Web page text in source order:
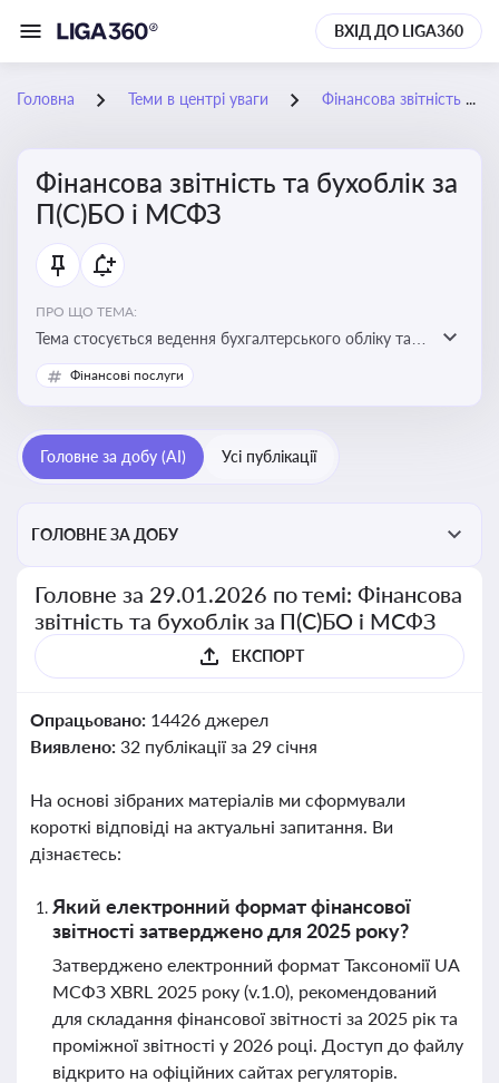
ВХІД ДО LIGA360
Головна Теми в центрі уваги Фінансова звітність та бухоблік за П(С)БО і МСФЗ
Фінансова звітність та бухоблік за
П(С)БО і МСФЗ
ПРО ЩО ТЕМА:
Тема стосується ведення бухгалтерського обліку та
складання фінансової звітності відповідно до
національних і міжнародних стандартів
Фінансові послуги
Головне за добу (AI) Усі публікації
ГОЛОВНЕ ЗА ДОБУ
Головне за 29.01.2026 по темі: Фінансова
звітність та бухоблік за П(С)БО і МСФЗ
ЕКСПОРТ
Опрацьовано: 14426 джерел
Виявлено: 32 публікації за 29 січня
На основі зібраних матеріалів ми сформували
короткі відповіді на актуальні запитання. Ви
дізнаєтесь:
Який електронний формат фінансової
звітності затверджено для 2025 року?
Затверджено електронний формат Таксономії UA
МСФЗ XBRL 2025 року (v.1.0), рекомендований
для складання фінансової звітності за 2025 рік та
проміжної звітності у 2026 році. Доступ до файлу
відкрито на офіційних сайтах регуляторів.